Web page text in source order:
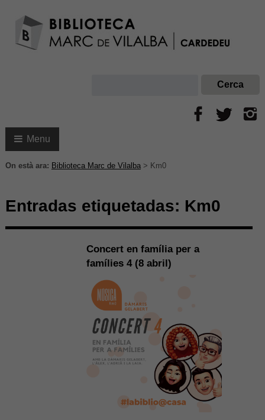
Menu
On està ara: Biblioteca Marc de Vilalba> Km0
Entradas etiquetadas: Km0
Concert en família per a
famílies 4 (8 abril)